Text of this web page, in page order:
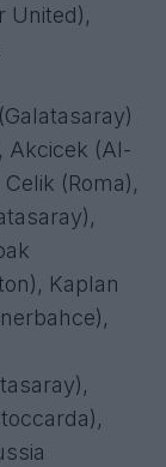
United),
Akcicek (Al-
(Roma),
Kaplan